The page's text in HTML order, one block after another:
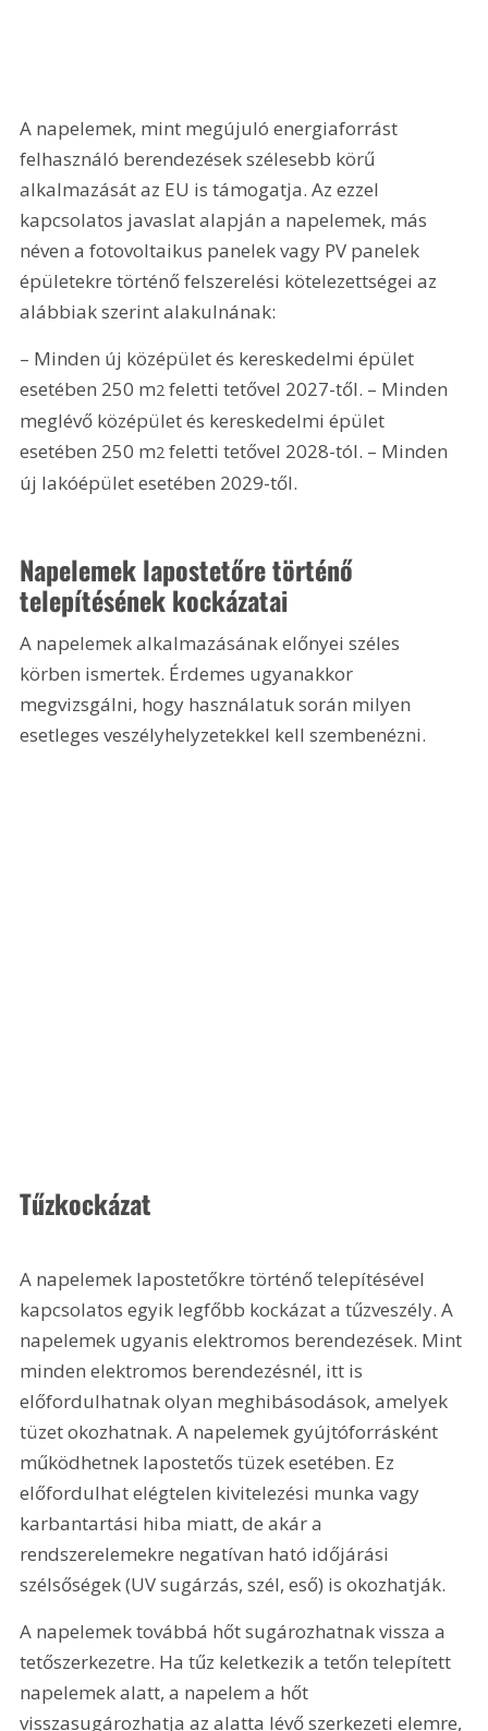
A napelemek, mint megújuló energiaforrást
felhasználó berendezések szélesebb körű
alkalmazását az EU is támogatja. Az ezzel
kapcsolatos javaslat alapján a napelemek, más
néven a fotovoltaikus panelek vagy PV panelek
épületekre történő felszerelési kötelezettségei az
alábbiak szerint alakulnának:
– Minden új középület és kereskedelmi épület
esetében 250 m2 feletti tetővel 2027-től. – Minden
meglévő középület és kereskedelmi épület
esetében 250 m2 feletti tetővel 2028-tól. – Minden
új lakóépület esetében 2029-től.
Napelemek lapostetőre történő
telepítésének kockázatai
A napelemek alkalmazásának előnyei széles
körben ismertek. Érdemes ugyanakkor
megvizsgálni, hogy használatuk során milyen
esetleges veszélyhelyzetekkel kell szembenézni.
Tűzkockázat
A napelemek lapostetőkre történő telepítésével
kapcsolatos egyik legfőbb kockázat a tűzveszély. A
napelemek ugyanis elektromos berendezések. Mint
minden elektromos berendezésnél, itt is
előfordulhatnak olyan meghibásodások, amelyek
tüzet okozhatnak. A napelemek gyújtóforrásként
működhetnek lapostetős tüzek esetében. Ez
előfordulhat elégtelen kivitelezési munka vagy
karbantartási hiba miatt, de akár a
rendszerelemekre negatívan ható időjárási
szélsőségek (UV sugárzás, szél, eső) is okozhatják.
A napelemek továbbá hőt sugározhatnak vissza a
tetőszerkezetre. Ha tűz keletkezik a tetőn telepített
napelemek alatt, a napelem a hőt
visszasugározhatja az alatta lévő szerkezeti elemre,